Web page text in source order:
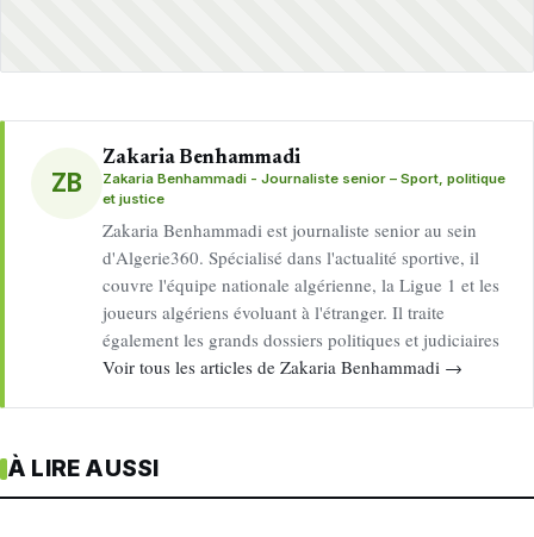
ZB
Zakaria Benhammadi
Zakaria Benhammadi - Journaliste senior – Sport, politique
et justice
Zakaria Benhammadi est journaliste senior au sein
d'Algerie360. Spécialisé dans l'actualité sportive, il
couvre l'équipe nationale algérienne, la Ligue 1 et les
joueurs algériens évoluant à l'étranger. Il traite
également les grands dossiers politiques et judiciaires
Voir tous les articles de Zakaria Benhammadi →
À LIRE AUSSI